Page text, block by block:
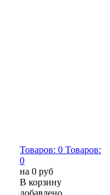
Товаров: 0 Товаров:
0
на 0 руб
В корзину
добавлено